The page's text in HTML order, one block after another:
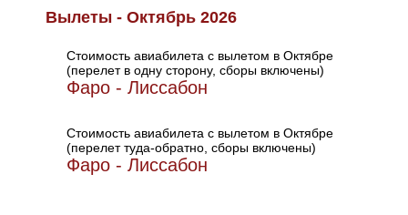
Вылеты - Октябрь 2026
Стоимость авиабилета с вылетом в Октябре
(перелет в одну сторону, сборы включены)
Фаро - Лиссабон
Стоимость авиабилета с вылетом в Октябре
(перелет туда-обратно, сборы включены)
Фаро - Лиссабон